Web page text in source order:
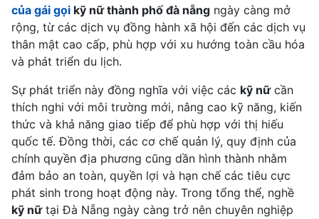
của gái gọi kỹ nữ thành phố đà nẵng ngày càng mở
rộng, từ các dịch vụ đồng hành xã hội đến các dịch vụ
thân mật cao cấp, phù hợp với xu hướng toàn cầu hóa
và phát triển du lịch.
Sự phát triển này đồng nghĩa với việc các kỹ nữcần
thích nghi với môi trường mới, nâng cao kỹ năng, kiến
thức và khả năng giao tiếp để phù hợp với thị hiếu
quốc tế. Đồng thời, các cơ chế quản lý, quy định của
chính quyền địa phương cũng dần hình thành nhằm
đảm bảo an toàn, quyền lợi và hạn chế các tiêu cực
phát sinh trong hoạt động này. Trong tổng thể, nghề
kỹ nữtại Đà Nẵng ngày càng trở nên chuyên nghiệp